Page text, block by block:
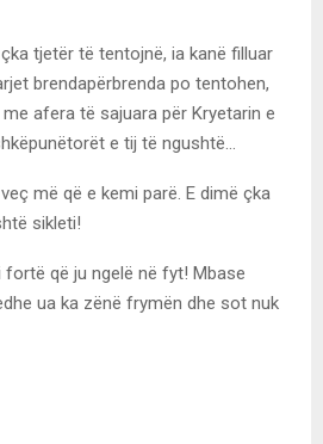
tjetër të tentojnë, ia kanë filluar
brendapërbrenda po tentohen,
afera të sajuara për Kryetarin e
e tij të ngushtë…
më që e kemi parë. E dimë çka
sikleti!
që ju ngelë në fyt! Mbase
ua ka zënë frymën dhe sot nuk